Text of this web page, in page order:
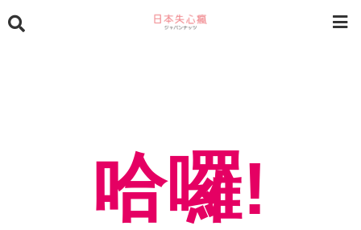
哈囉!